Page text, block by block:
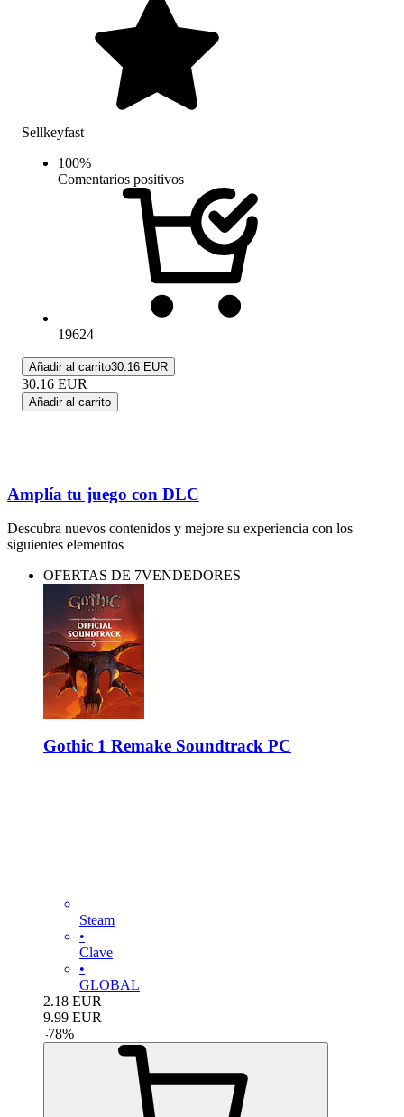
Sellkeyfast
100%
Comentarios positivos
19624
Añadir al carrito30.16 EUR
30.16 EUR
Añadir al carrito
Amplía tu juego con DLC
Descubra nuevos contenidos y mejore su experiencia con los
siguientes elementos
OFERTAS DE 7VENDEDORES
Gothic 1 Remake Soundtrack PC
Steam
•
Clave
•
GLOBAL
2.18 EUR
9.99 EUR
-78%